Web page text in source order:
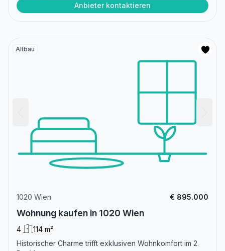
Anbieter kontaktieren
Altbau
1020 Wien € 895.000
Wohnung kaufen in 1020 Wien
4
114 m²
Historischer Charme trifft exklusiven Wohnkomfort im 2.